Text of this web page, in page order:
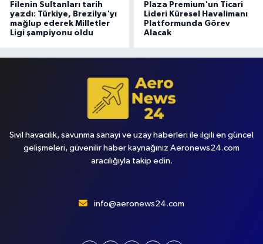
Filenin Sultanları tarih
yazdı: Türkiye, Brezilya'yı
mağlup ederek Milletler
Ligi şampiyonu oldu
Plaza Premium'un Ticari
Lideri Küresel Havalimanı
Platformunda Görev
Alacak
Sivil havacılık, savunma sanayi ve uzay haberleri ile ilgili en güncel
gelişmeleri, güvenilir haber kaynağınız Aeronews24.com
aracılığıyla takip edin.
info@aeronews24.com